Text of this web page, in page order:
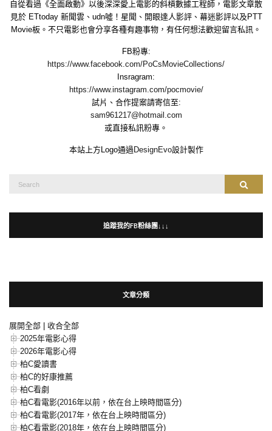
自從看過《全面啟動》以後深深愛上電影的斜槓數據工程師，電影文章散
見於 ETtoday 新聞雲、udn噓！星聞、開眼達人影評、幕迷影評以及PTT
Movie板。不只電影也會分享各種有趣事物，有任何想法歡迎留言私訊。
FB粉專:
https://www.facebook.com/PoCsMovieCollections/
Insragram:
https://www.instagram.com/pocmovie/
試片、合作提案請寄信至:
sam961217@hotmail.com
或直接私訊粉專。
本站上方Logo通過 DesignEvo設計製作
Search
追蹤我的FB粉絲團↓↓↓
文章分類
展開全部
收合全部
2025年電影心得
2026年電影心得
柏C愛讀書
柏C的好康推薦
柏C看劇
柏C看電影(2016年以前，依在台上映時間區分)
柏C看電影(2017年，依在台上映時間區分)
柏C看電影(2018年，依在台上映時間區分)